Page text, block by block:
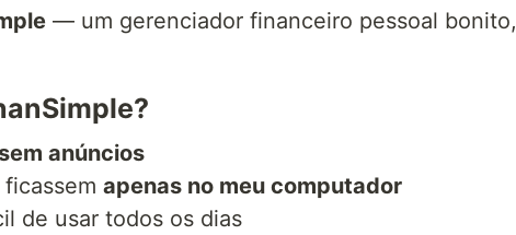
— um gerenciador financeiro pessoal bonito,
sem anúncios
apenas no meu computador
de usar todos os dias